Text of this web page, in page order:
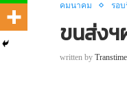
คมนาคม รอบ
ขนส่งฯ
written by